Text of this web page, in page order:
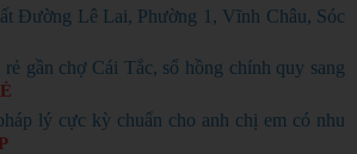
Đường Lê Lai, Phường 1, Vĩnh Châu, Sóc
rẻ gần chợ Cái Tắc, sổ hồng chính quy sang
lý cực kỳ chuẩn cho anh chị em có nhu